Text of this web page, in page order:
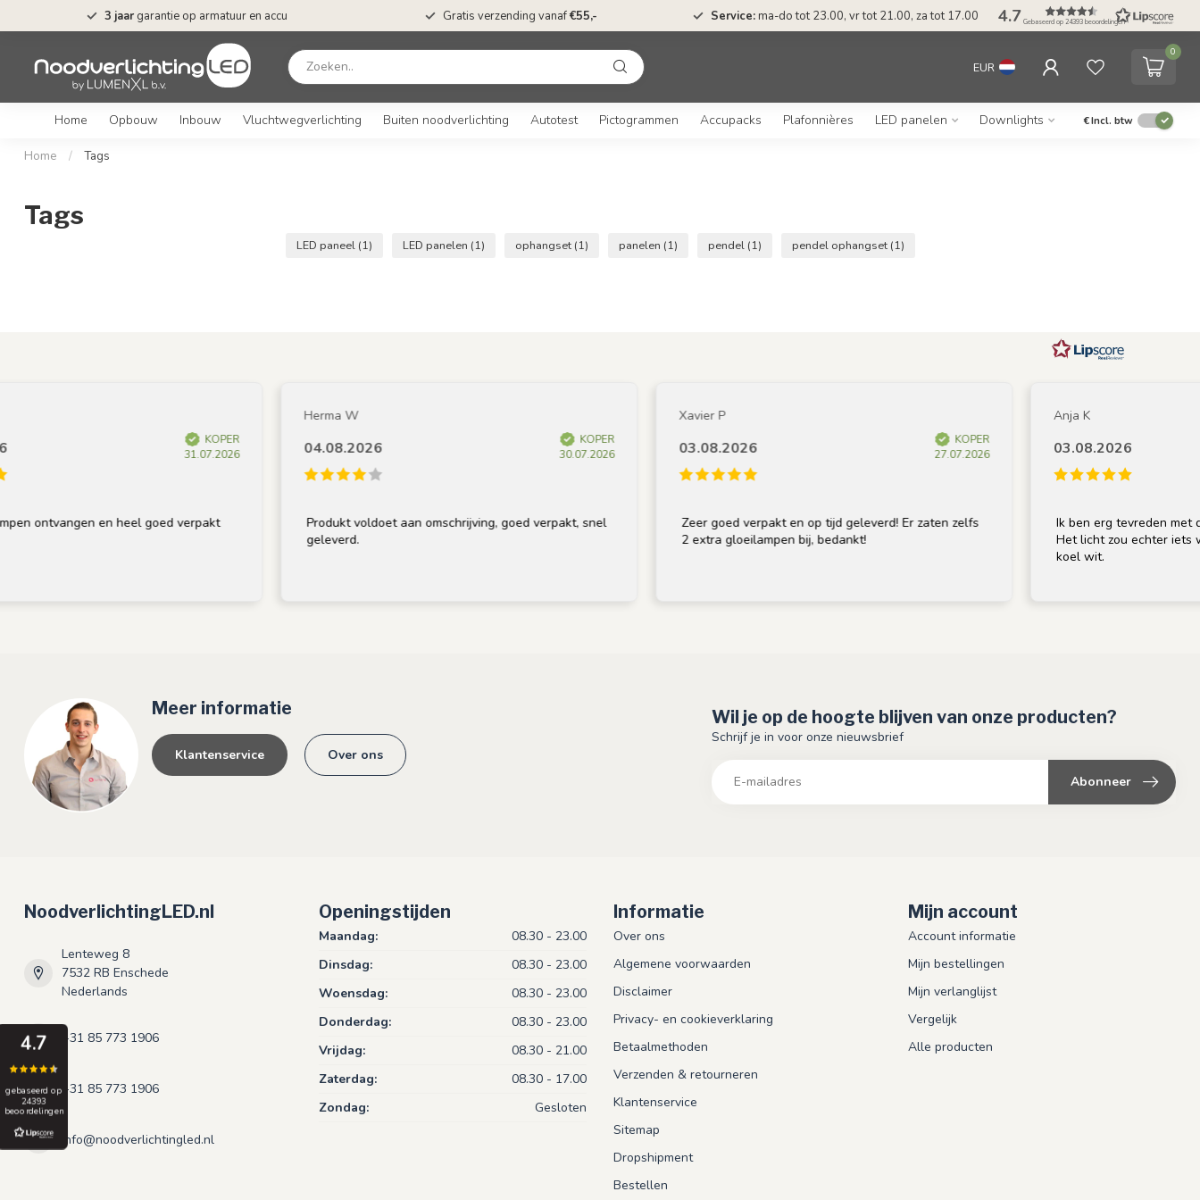
3 jaar garantie op armatuur en accu Gratis verzending vanaf€55,- Service:ma-do tot 23.00, vr tot 21.00, za tot 17.00 4.7 Gebaseerd op 24393 beoordelingen
EUR
0
Home Opbouw Inbouw Vluchtwegverlichting Buiten noodverlichting Autotest Pictogrammen Accupacks Plafonnières LED panelen Downlights €Incl. btw
Home / Tags
Tags
LED paneel (1) LED panelen (1) ophangset (1) panelen (1) pendel (1) pendel ophangset (1)
KOPER
31.07.2026
ontvangen en heel goed verpakt
Herma W
04.08.2026
KOPER
30.07.2026
Produkt voldoet aan omschrijving, goed verpakt, snel
geleverd.
Xavier P
03.08.2026
KOPER
27.07.2026
Zeer goed verpakt en op tijd geleverd! Er zaten zelfs
2 extra gloeilampen bij, bedankt!
Anja K
03.08.2026
Ik ben erg tevreden met
Het licht zou echter iets
koel wit.
4.7
gebaseerd op
24393
beoordelingen
Meer informatie
Klantenservice Over ons
Wil je op de hoogte blijven van onze producten?
Schrijf je in voor onze nieuwsbrief
Abonneer
NoodverlichtingLED.nl
Lenteweg 8
7532 RB Enschede
Nederlands
+31 85 773 1906
+31 85 773 1906
info@noodverlichtingled.nl
Openingstijden
Maandag:
08.30 - 23.00
Dinsdag:
08.30 - 23.00
Woensdag:
08.30 - 23.00
Donderdag:
08.30 - 23.00
Vrijdag:
08.30 - 21.00
Zaterdag:
08.30 - 17.00
Zondag:
Gesloten
Informatie
Over ons
Algemene voorwaarden
Disclaimer
Privacy- en cookieverklaring
Betaalmethoden
Verzenden & retourneren
Klantenservice
Sitemap
Dropshipment
Bestellen
Mijn account
Account informatie
Mijn bestellingen
Mijn verlanglijst
Vergelijk
Alle producten